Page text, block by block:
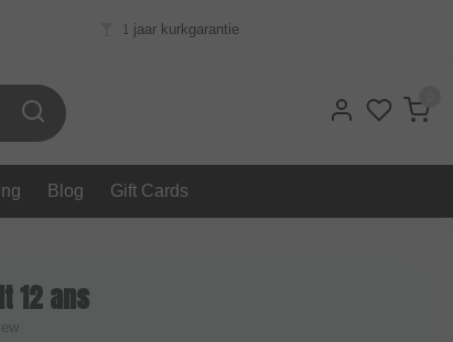
1 jaar kurkgarantie
Blog Gift Cards
12 ans